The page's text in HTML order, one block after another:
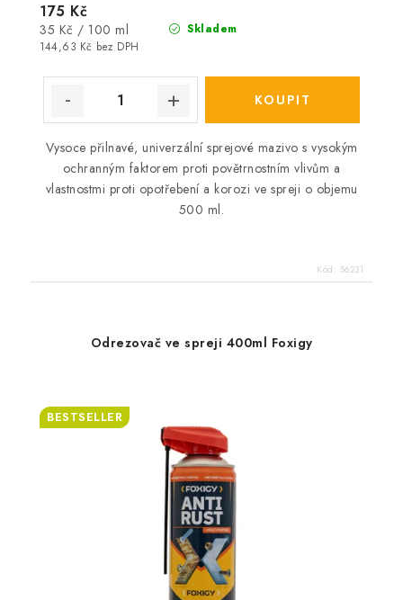
Skladem
144,63 Kč bez DPH
175 Kč
Měrná
cena:
35 Kč / 100 ml
Vysoce přilnavé, univerzální sprejové mazivo s vysokým
ochranným faktorem proti povětrnostním vlivům a
vlastnostmi proti opotřebení a korozi ve spreji o objemu
500 ml.
Kód: 56231
Odrezovač ve spreji 400ml Foxigy
BESTSELLER